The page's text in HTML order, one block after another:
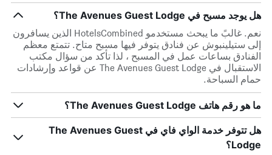
هل يوجد مسبح في The Avenues Guest Lodge؟
نعم. غالبً ما يبحث مستخدمو HotelsCombined الذين يسافرون
إلى ستيلينبوش عن فنادق يتوفر فيها مسبح متاح. تتمتع معظم
الفنادق بساعات عمل في المسبح ، لذا تأكد من سؤال مكتب
الاستقبال في The Avenues Guest Lodge عن قواعد وإرشادات
حمام السباحة.
ما هو رقم هاتف The Avenues Guest Lodge؟
هل تتوفر خدمة الواي فاي في The Avenues Guest
Lodge؟